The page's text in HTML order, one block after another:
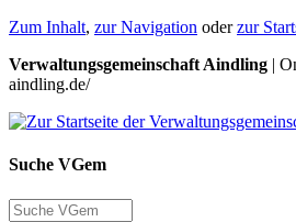
Zum Inhalt, zur Navigation oderzur
Verwaltungsgemeinschaft Aindling |
aindling.de/
Suche VGem